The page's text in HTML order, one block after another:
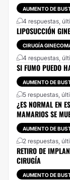
AUMENTO DE
4 respuestas,
LIPOSUCCIÓN
CIRUGÍA
4 respuestas,
SI FUMO PUEDO
AUMENTO DE
5 respuestas,
¿ES NORMAL EN
MAMARIOS SE
AUMENTO DE
2 respuestas,
RETIRO DE
CIRUGÍA
AUMENTO DE